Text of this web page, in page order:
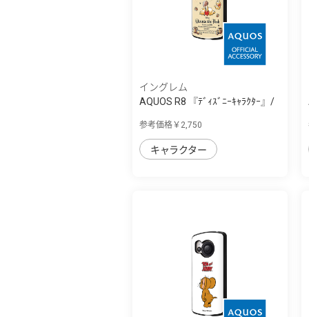
イングレム
AQUOS R8 『ﾃﾞｨｽﾞﾆｰｷｬﾗｸﾀｰ』/
参考価格￥2,750
キャラクター